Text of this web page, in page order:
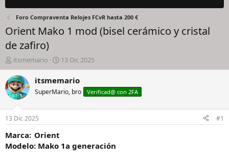
Foro Compraventa Relojes FCvR hasta 200 €
Orient Mako 1 mod (bisel cerámico y cristal
de zafiro)
I
n
i
c
i
a
d
o
r
e
itsmemario
F
e
c
h
a
i
c
13 Dic 2025
itsmemario
SuperMario, bro Verificad@ con 2FA
13 Dic 2025 #1
Marca: Orient
Modelo: Mako 1a generación